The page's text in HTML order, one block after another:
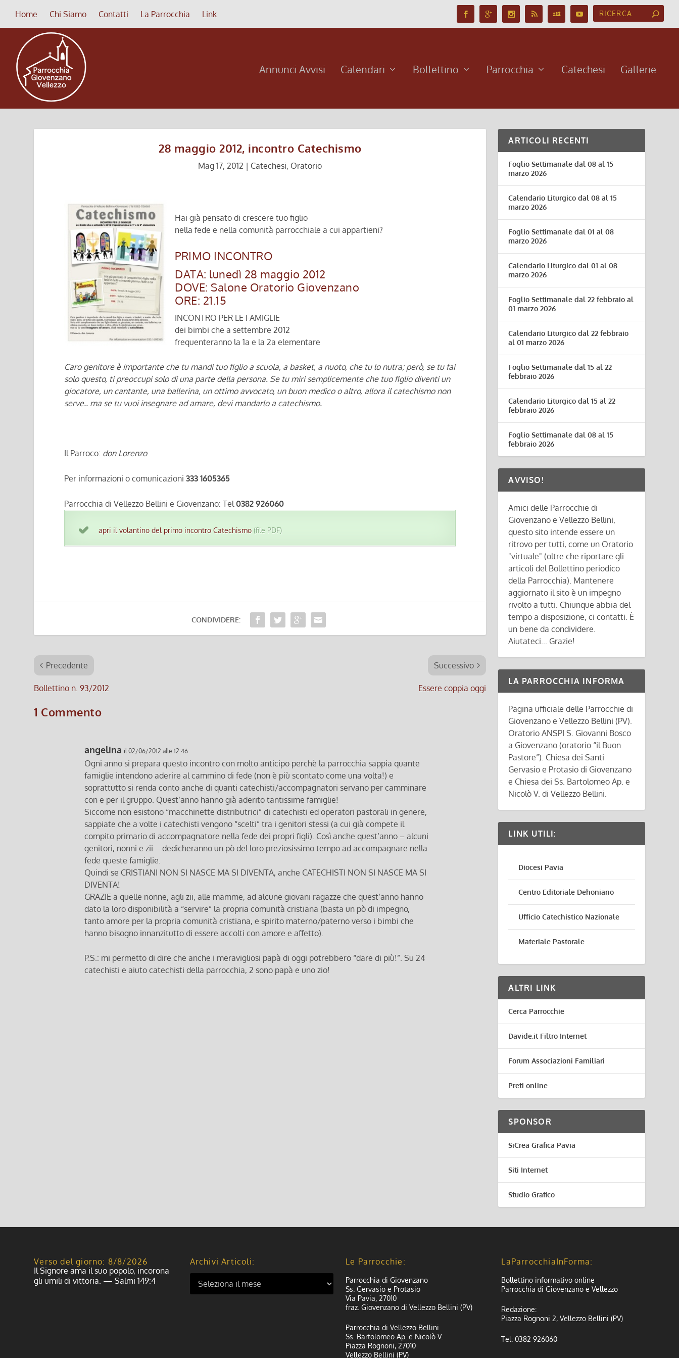
Home Chi Siamo Contatti La Parrocchia Link
Annunci Avvisi Calendari Bollettino Parrocchia Catechesi Gallerie
28 maggio 2012, incontro Catechismo
Mag 17, 2012 | Catechesi, Oratorio
Hai già pensato di crescere tuo figlio
nella fede e nella comunità parrocchiale a cui appartieni?
PRIMO INCONTRO
DATA: lunedì 28 maggio 2012
DOVE: Salone Oratorio Giovenzano
ORE: 21.15
INCONTRO PER LE FAMIGLIE
dei bimbi che a settembre 2012
frequenteranno la 1a e la 2a elementare
Caro genitore è importante che tu mandi tuo figlio a scuola, a basket, a nuoto, che tu lo nutra; però, se tu fai
solo questo, ti preoccupi solo di una parte della persona. Se tu miri semplicemente che tuo figlio diventi un
giocatore, un cantante, una ballerina, un ottimo avvocato, un buon medico o altro, allora il catechismo non
serve.. ma se tu vuoi insegnare ad amare, devi mandarlo a catechismo.
Il Parroco: don Lorenzo
Per informazioni o comunicazioni333 1605365
Parrocchia di Vellezzo Bellini e Giovenzano: Tel0382 926060
apri il volantino del primo incontro Catechismo (file PDF)
CONDIVIDERE:
Precedente
Bollettino n. 93/2012
Successivo
Essere coppia oggi
1 Commento
angelina il 02/06/2012 alle 12:46
Ogni anno si prepara questo incontro con molto anticipo perchè la parrocchia sappia quante
famiglie intendono aderire al cammino di fede (non è più scontato come una volta!) e
soprattutto si renda conto anche di quanti catechisti/accompagnatori servano per camminare
con e per il gruppo. Quest’anno hanno già aderito tantissime famiglie!
Siccome non esistono “macchinette distributrici” di catechisti ed operatori pastorali in genere,
sappiate che a volte i catechisti vengono “scelti” tra i genitori stessi (a cui già compete il
compito primario di accompagnatore nella fede dei propri figli). Così anche quest’anno – alcuni
genitori, nonni e zii – dedicheranno un pò del loro preziosissimo tempo ad accompagnare nella
fede queste famiglie.
Quindi se CRISTIANI NON SI NASCE MA SI DIVENTA, anche CATECHISTI NON SI NASCE MA SI
DIVENTA!
GRAZIE a quelle nonne, agli zii, alle mamme, ad alcune giovani ragazze che quest’anno hanno
dato la loro disponibilità a “servire” la propria comunità cristiana (basta un pò di impegno,
tanto amore per la propria comunità cristiana, e spirito materno/paterno verso i bimbi che
hanno bisogno innanzitutto di essere accolti con amore e affetto).
P.S.: mi permetto di dire che anche i meravigliosi papà di oggi potrebbero “dare di più!”. Su 24
catechisti e aiuto catechisti della parrocchia, 2 sono papà e uno zio!
ARTICOLI RECENTI
Foglio Settimanale dal 08 al 15
marzo 2026
Calendario Liturgico dal 08 al 15
marzo 2026
Foglio Settimanale dal 01 al 08
marzo 2026
Calendario Liturgico dal 01 al 08
marzo 2026
Foglio Settimanale dal 22 febbraio al
01 marzo 2026
Calendario Liturgico dal 22 febbraio
al 01 marzo 2026
Foglio Settimanale dal 15 al 22
febbraio 2026
Calendario Liturgico dal 15 al 22
febbraio 2026
Foglio Settimanale dal 08 al 15
febbraio 2026
AVVISO!
Amici delle Parrocchie di
Giovenzano e Vellezzo Bellini,
questo sito intende essere un
ritrovo per tutti, come un Oratorio
"virtuale" (oltre che riportare gli
articoli del Bollettino periodico
della Parrocchia). Mantenere
aggiornato il sito è un impegno
rivolto a tutti. Chiunque abbia del
tempo a disposizione, ci contatti. È
un bene da condividere.
Aiutateci... Grazie!
LA PARROCCHIA INFORMA
Pagina ufficiale delle Parrocchie di
Giovenzano e Vellezzo Bellini (PV).
Oratorio ANSPI S. Giovanni Bosco
a Giovenzano (oratorio “il Buon
Pastore”). Chiesa dei Santi
Gervasio e Protasio di Giovenzano
e Chiesa dei Ss. Bartolomeo Ap. e
Nicolò V. di Vellezzo Bellini.
LINK UTILI:
Diocesi Pavia
Centro Editoriale Dehoniano
Ufficio Catechistico Nazionale
Materiale Pastorale
ALTRI LINK
Cerca Parrocchie
Davide.it Filtro Internet
Forum Associazioni Familiari
Preti online
SPONSOR
SiCrea Grafica Pavia
Siti Internet
Studio Grafico
Verso del giorno: 8/8/2026
Il Signore ama il suo popolo, incorona
gli umili di vittoria. — Salmi 149:4
Archivi Articoli: Le Parrocchie:
Parrocchia di Giovenzano
Ss. Gervasio e Protasio
Via Pavia, 27010
fraz. Giovenzano di Vellezzo Bellini (PV)
Parrocchia di Vellezzo Bellini
Ss. Bartolomeo Ap. e Nicolò V.
Piazza Rognoni, 27010
Vellezzo Bellini (PV)
LaParrocchiaInForma:
Bollettino informativo online
Parrocchia di Giovenzano e Vellezzo
Redazione:
Piazza Rognoni 2, Vellezzo Bellini (PV)
Tel: 0382 926060